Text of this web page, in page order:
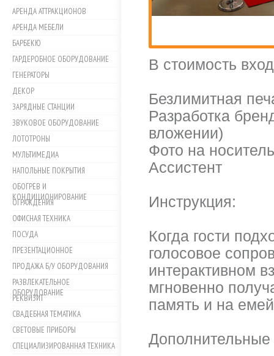
АРЕНДА АТТРАКЦИОНОВ
АРЕНДА МЕБЕЛИ
БАРБЕКЮ
ГАРДЕРОБНОЕ ОБОРУДОВАНИЕ
ГЕНЕРАТОРЫ
ДЕКОР
ЗАРЯДНЫЕ СТАНЦИИ
ЗВУКОВОЕ ОБОРУДОВАНИЕ
ЛОТОТРОНЫ
МУЛЬТИМЕДИА
НАПОЛЬНЫЕ ПОКРЫТИЯ
ОБОГРЕВ И
КОНДИЦИОНИРОВАНИЕ
ОГРАЖДЕНИЯ
ОФИСНАЯ ТЕХНИКА
ПОСУДА
ПРЕЗЕНТАЦИОННОЕ
ПРОДАЖА Б/У ОБОРУДОВАНИЯ
РАЗВЛЕКАТЕЛЬНОЕ
ОБОРУДОВАНИЕ
РЕКВИЗИТ
СВАДЕБНАЯ ТЕМАТИКА
СВЕТОВЫЕ ПРИБОРЫ
СПЕЦИАЛИЗИРОВАННАЯ ТЕХНИКА
В стоимость
Безлимитная
Разработка
вложении)
Фото на
Ассистент
Инструкция:
Когда гости
голосовое
интерактивном
мгновенно
память и на